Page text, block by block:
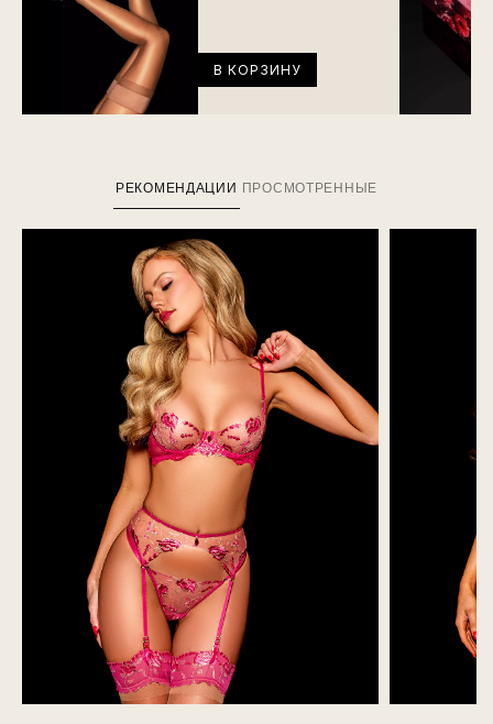
В КОРЗИНУ
РЕКОМЕНДАЦИИ ПРОСМОТРЕННЫЕ